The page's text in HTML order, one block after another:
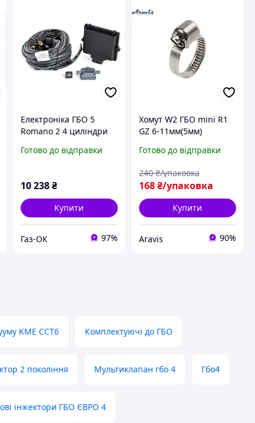
Електроніка ГБО 5
Romano 2 4 циліндри
безпосереднього
МАП)
Готово до відправки
10 238 ₴
Купити
Газ-ОК 97%
Хомут W2 ГБО mini R1
GZ 6-11мм(5мм)
сталь Oetiker 5шт
Готово до відправки
168₴/упаковка
240 ₴/упаковка
Купити
Aravis 90%
KME CCT6 Комплектуючі до ГБО
2 покоління Мультиклапан гбо 4 Гбо4
інжектори ГБО ЄВРО 4